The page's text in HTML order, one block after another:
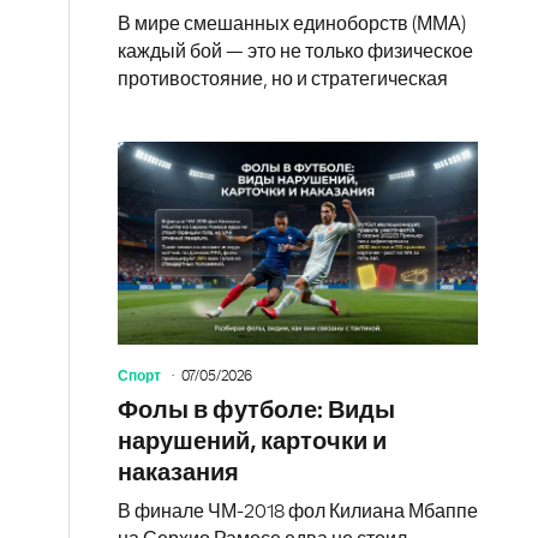
В мире смешанных единоборств (ММА)
каждый бой — это не только физическое
противостояние, но и стратегическая
Спорт 07/05/2026
Фолы в футболе: Виды
нарушений, карточки и
наказания
В финале ЧМ-2018 фол Килиана Мбаппе